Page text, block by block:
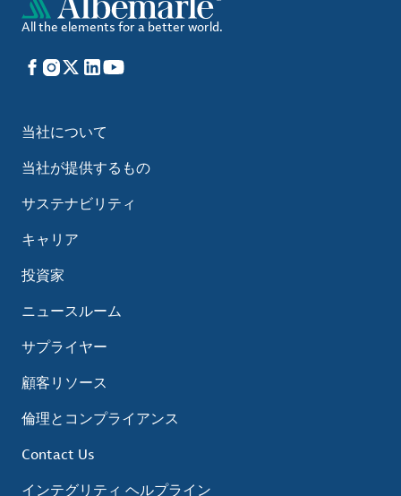
All the elements for a better world.
Facebook
Instagram
X LinkedIn
YouTube
当社について
当社が提供するもの
サステナビリティ
キャリア
投資家
ニュースルーム
サプライヤー
顧客リソース
倫理とコンプライアンス
Contact Us
インテグリティ ヘルプライン